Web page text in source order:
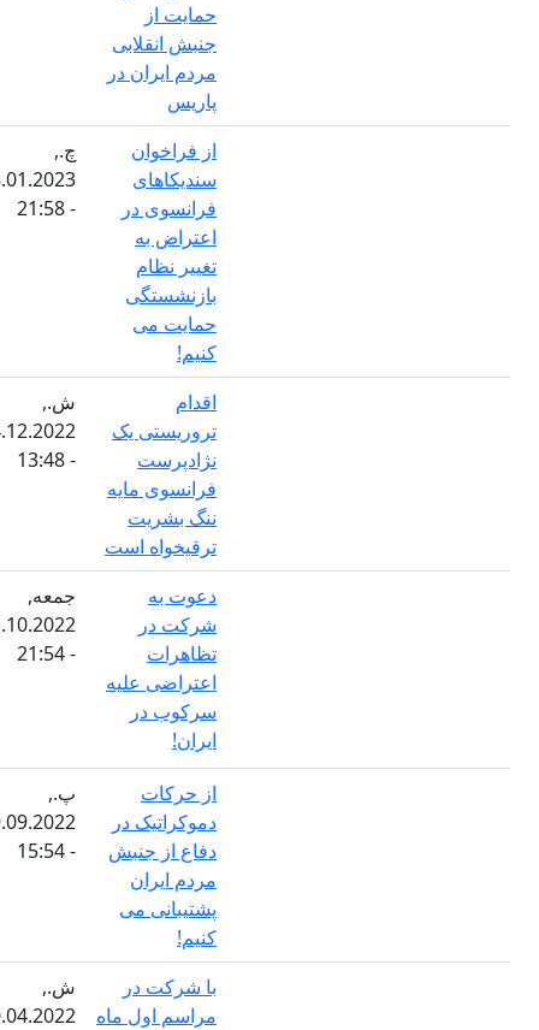
حمایت از
جنبش انقلابی
مردم ایران در
پاریس
از فراخوان
سنديکاهای
فرانسوی در
اعتراض به
تغيير نظام
بازنشستگی
حمايت می
کنيم!
18.01.2023
اقدام
تروریستی یک
نژادپرست
فرانسوی مایه
ننگ بشریت
ترقیخواه است
ش.,
24.12.2022
دعوت به
شرکت در
تظاهرات
اعتراضی علیه
سرکوب در
ایران!
جمعه,
21.10.2022
از حرکات
دموکراتیک در
دفاع از جنبش
مردم ایران
پشتیبانی می
کنیم!
29.09.2022
با شرکت در
مراسم اول ماه
ش.,
30.04.2022